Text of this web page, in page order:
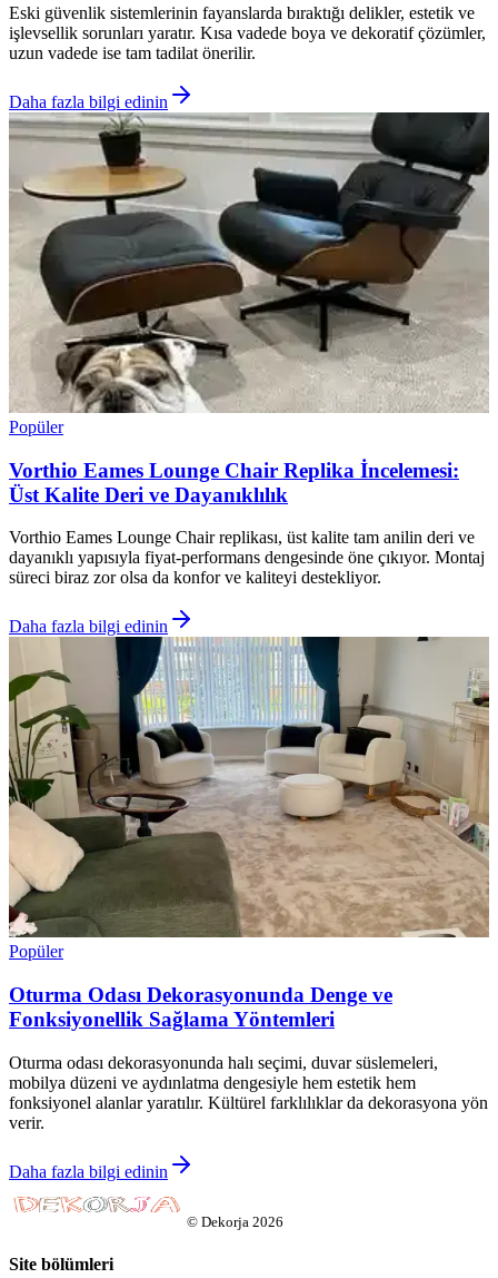
Eski güvenlik sistemlerinin fayanslarda bıraktığı delikler, estetik ve
işlevsellik sorunları yaratır. Kısa vadede boya ve dekoratif çözümler,
uzun vadede ise tam tadilat önerilir.
Daha fazla bilgi edinin
Popüler
Vorthio Eames Lounge Chair Replika İncelemesi:
Üst Kalite Deri ve Dayanıklılık
Vorthio Eames Lounge Chair replikası, üst kalite tam anilin deri ve
dayanıklı yapısıyla fiyat-performans dengesinde öne çıkıyor. Montaj
süreci biraz zor olsa da konfor ve kaliteyi destekliyor.
Daha fazla bilgi edinin
Popüler
Oturma Odası Dekorasyonunda Denge ve
Fonksiyonellik Sağlama Yöntemleri
Oturma odası dekorasyonunda halı seçimi, duvar süslemeleri,
mobilya düzeni ve aydınlatma dengesiyle hem estetik hem
fonksiyonel alanlar yaratılır. Kültürel farklılıklar da dekorasyona yön
verir.
Daha fazla bilgi edinin
© Dekorja 2026
Site bölümleri